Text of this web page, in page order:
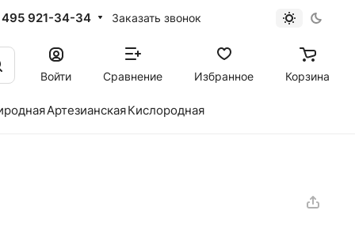
921-34-34 Заказать звонок
Войти Сравнение Избранное Корзина
АртезианскаяКислородная